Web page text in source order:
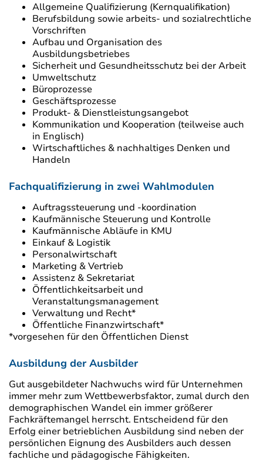
Allgemeine Qualifizierung (Kernqualifikation)
Berufsbildung sowie arbeits- und sozialrechtliche
Vorschriften
Aufbau und Organisation des
Ausbildungsbetriebes
Sicherheit und Gesundheitsschutz bei der Arbeit
Umweltschutz
Büroprozesse
Geschäftsprozesse
Produkt- & Dienstleistungsangebot
Kommunikation und Kooperation (teilweise auch
in Englisch)
Wirtschaftliches & nachhaltiges Denken und
Handeln
Fachqualifizierung in zwei Wahlmodulen
Auftragssteuerung und -koordination
Kaufmännische Steuerung und Kontrolle
Kaufmännische Abläufe in KMU
Einkauf & Logistik
Personalwirtschaft
Marketing & Vertrieb
Assistenz & Sekretariat
Öffentlichkeitsarbeit und
Veranstaltungsmanagement
Verwaltung und Recht*
Öffentliche Finanzwirtschaft*
*vorgesehen für den Öffentlichen Dienst
Ausbildung der Ausbilder
Gut ausgebildeter Nachwuchs wird für Unternehmen
immer mehr zum Wettbewerbsfaktor, zumal durch den
demographischen Wandel ein immer größerer
Fachkräftemangel herrscht. Entscheidend für den
Erfolg einer betrieblichen Ausbildung sind neben der
persönlichen Eignung des Ausbilders auch dessen
fachliche und pädagogische Fähigkeiten.